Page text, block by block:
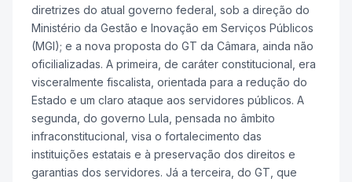
diretrizes do atual governo federal, sob a direção do
Ministério da Gestão e Inovação em Serviços Públicos
(MGI); e a nova proposta do GT da Câmara, ainda não
oficilializadas. A primeira, de caráter constitucional, era
visceralmente fiscalista, orientada para a redução do
Estado e um claro ataque aos servidores públicos. A
segunda, do governo Lula, pensada no âmbito
infraconstitucional, visa o fortalecimento das
instituições estatais e à preservação dos direitos e
garantias dos servidores. Já a terceira, do GT, que